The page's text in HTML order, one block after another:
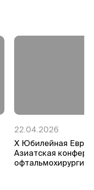
22.04.2026
Х Юбилейная Евро-
Азиатская
офтальмохирургии